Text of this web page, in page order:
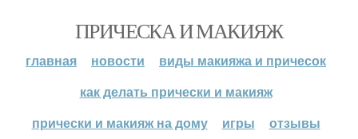
ПРИЧЕСКА И МАКИЯЖ
главная новости
виды макияжа и причесок
как делать прически и макияж
прически и макияж на дому
игры отзывы